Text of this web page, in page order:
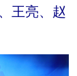
王亮、赵